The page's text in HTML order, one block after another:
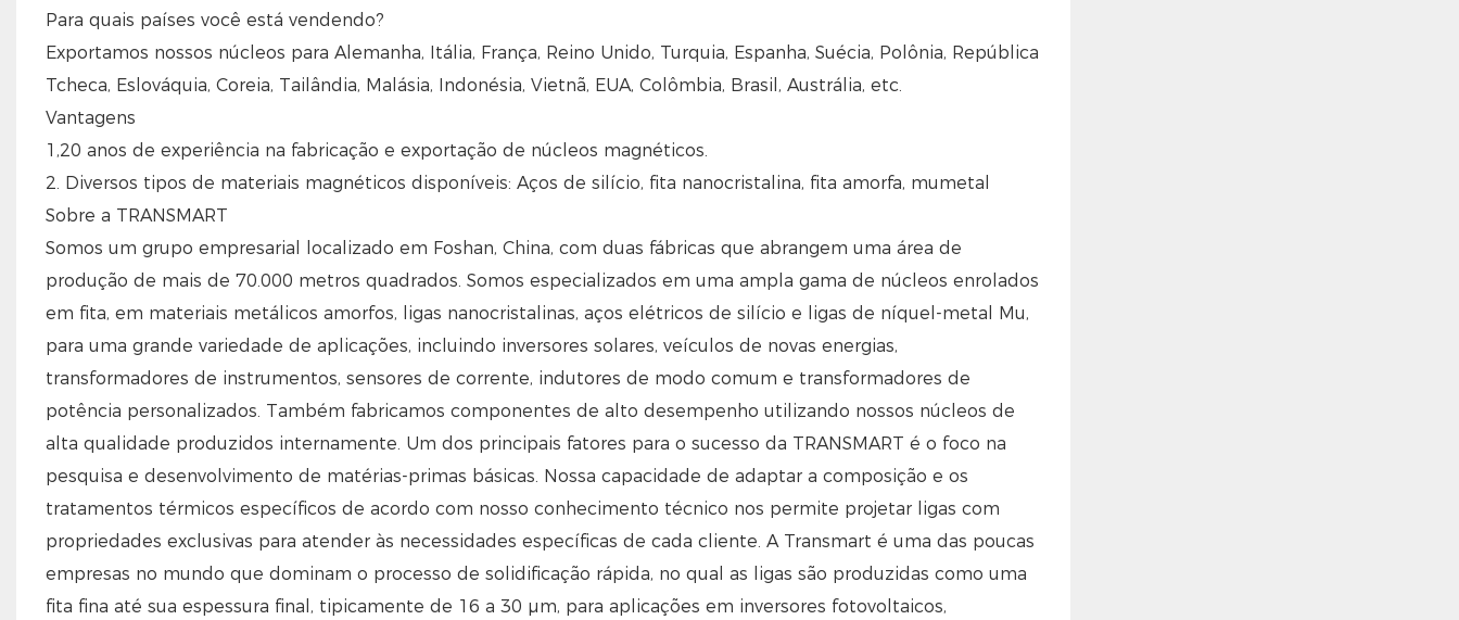
Para quais países você está vendendo?
Exportamos nossos núcleos para Alemanha, Itália, França, Reino Unido, Turquia, Espanha, Suécia, Polônia, República
Tcheca, Eslováquia, Coreia, Tailândia, Malásia, Indonésia, Vietnã, EUA, Colômbia, Brasil, Austrália, etc.
Vantagens
1,20 anos de experiência na fabricação e exportação de núcleos magnéticos.
2. Diversos tipos de materiais magnéticos disponíveis: Aços de silício, fita nanocristalina, fita amorfa, mumetal
Sobre a TRANSMART
Somos um grupo empresarial localizado em Foshan, China, com duas fábricas que abrangem uma área de
produção de mais de 70.000 metros quadrados. Somos especializados em uma ampla gama de núcleos enrolados
em fita, em materiais metálicos amorfos, ligas nanocristalinas, aços elétricos de silício e ligas de níquel-metal Mu,
para uma grande variedade de aplicações, incluindo inversores solares, veículos de novas energias,
transformadores de instrumentos, sensores de corrente, indutores de modo comum e transformadores de
potência personalizados. Também fabricamos componentes de alto desempenho utilizando nossos núcleos de
alta qualidade produzidos internamente. Um dos principais fatores para o sucesso da TRANSMART é o foco na
pesquisa e desenvolvimento de matérias-primas básicas. Nossa capacidade de adaptar a composição e os
tratamentos térmicos específicos de acordo com nosso conhecimento técnico nos permite projetar ligas com
propriedades exclusivas para atender às necessidades específicas de cada cliente. A Transmart é uma das poucas
empresas no mundo que dominam o processo de solidificação rápida, no qual as ligas são produzidas como uma
fita fina até sua espessura final, tipicamente de 16 a 30 μm, para aplicações em inversores fotovoltaicos,